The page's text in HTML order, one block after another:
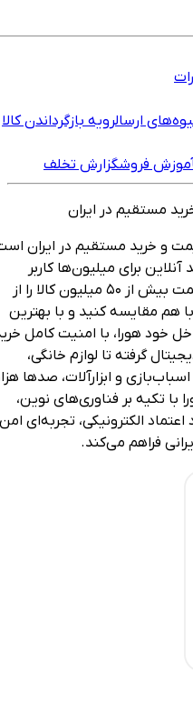
ارسالرویه بازگرداندن کالا
فروشگزارش تخلف
در ایران
خرید مستقیم در ایران است
برای میلیون‌ها کاربر
طراحی شده. در هورا می‌توانید قیمت بیش از ۵۰ میلیون کالا را از
مقایسه کنید و با بهترین
هورا، با امنیت کامل خرید
گرفته تا لوازم خانگی،
و ابزارآلات، صدها هزار
بر فناوری‌های نوین،
الکترونیکی، تجربه‌ای امن،
فراهم می‌کند.